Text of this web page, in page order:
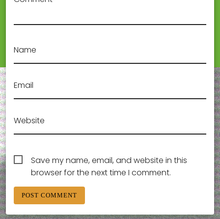
Name
Email
Website
Save my name, email, and website in this
browser for the next time I comment.